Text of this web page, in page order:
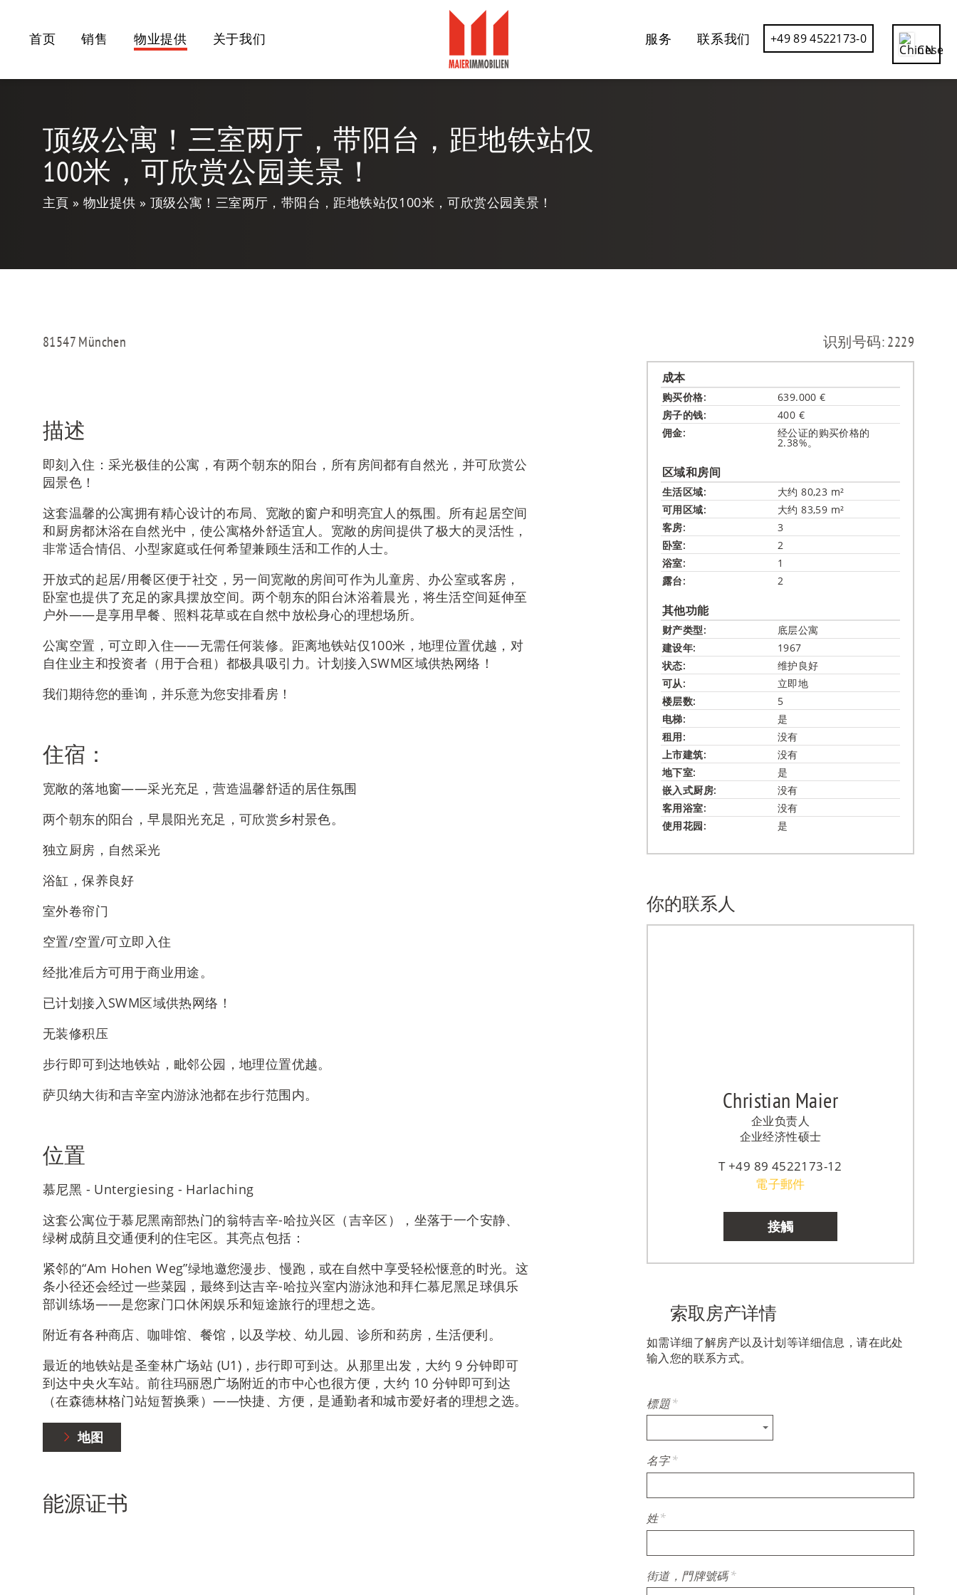
CN
首页 销售 物业提供 关于我们 服务 联系我们 +49 89 4522173-0
顶级公寓！三室两厅，带阳台，距地铁站仅
100米，可欣赏公园美景！
主頁 物业提供 顶级公寓！三室两厅，带阳台，距地铁站仅100米，可欣赏公园美景！
81547 München 识别号码: 2229
描述
即刻入住：采光极佳的公寓，有两个朝东的阳台，所有房间都有自然光，并可欣赏公
园景色！
这套温馨的公寓拥有精心设计的布局、宽敞的窗户和明亮宜人的氛围。所有起居空间
和厨房都沐浴在自然光中，使公寓格外舒适宜人。宽敞的房间提供了极大的灵活性，
非常适合情侣、小型家庭或任何希望兼顾生活和工作的人士。
开放式的起居/用餐区便于社交，另一间宽敞的房间可作为儿童房、办公室或客房，
卧室也提供了充足的家具摆放空间。两个朝东的阳台沐浴着晨光，将生活空间延伸至
户外——是享用早餐、照料花草或在自然中放松身心的理想场所。
公寓空置，可立即入住——无需任何装修。距离地铁站仅100米，地理位置优越，对
自住业主和投资者（用于合租）都极具吸引力。计划接入SWM区域供热网络！
我们期待您的垂询，并乐意为您安排看房！
住宿：
宽敞的落地窗——采光充足，营造温馨舒适的居住氛围
两个朝东的阳台，早晨阳光充足，可欣赏乡村景色。
独立厨房，自然采光
浴缸，保养良好
室外卷帘门
空置/空置/可立即入住
经批准后方可用于商业用途。
已计划接入SWM区域供热网络！
无装修积压
步行即可到达地铁站，毗邻公园，地理位置优越。
萨贝纳大街和吉辛室内游泳池都在步行范围内。
位置
慕尼黑 - Untergiesing - Harlaching
这套公寓位于慕尼黑南部热门的翁特吉辛-哈拉兴区（吉辛区），坐落于一个安静、
绿树成荫且交通便利的住宅区。其亮点包括：
紧邻的“Am Hohen Weg”绿地邀您漫步、慢跑，或在自然中享受轻松惬意的时光。这
条小径还会经过一些菜园，最终到达吉辛-哈拉兴室内游泳池和拜仁慕尼黑足球俱乐
部训练场——是您家门口休闲娱乐和短途旅行的理想之选。
附近有各种商店、咖啡馆、餐馆，以及学校、幼儿园、诊所和药房，生活便利。
最近的地铁站是圣奎林广场站 (U1)，步行即可到达。从那里出发，大约 9 分钟即可
到达中央火车站。前往玛丽恩广场附近的市中心也很方便，大约 10 分钟即可到达
（在森德林格门站短暂换乘）——快捷、方便，是通勤者和城市爱好者的理想之选。
地图
能源证书
成本
购买价格:
639.000 €
房子的钱:
400 €
佣金:
经公证的购买价格的
2.38%。
区域和房间
生活区域:
大约 80,23 m²
可用区域:
大约 83,59 m²
客房:
3
卧室:
2
浴室:
1
露台:
2
其他功能
财产类型:
底层公寓
建设年:
1967
状态:
维护良好
可从:
立即地
楼层数:
5
电梯:
是
租用:
没有
上市建筑:
没有
地下室:
是
嵌入式​厨房:
没有
客用浴室:
没有
使用花园:
是
你的联系人
Christian Maier
企业负责人
企业经济性硕士
+49 89 4522173-12
電子郵件
接觸
索取房产详情
如需详细了解房产以及计划等详细信息，请在此处
输入您的联系方式。
標題*
名字*
姓*
街道，門牌號碼*